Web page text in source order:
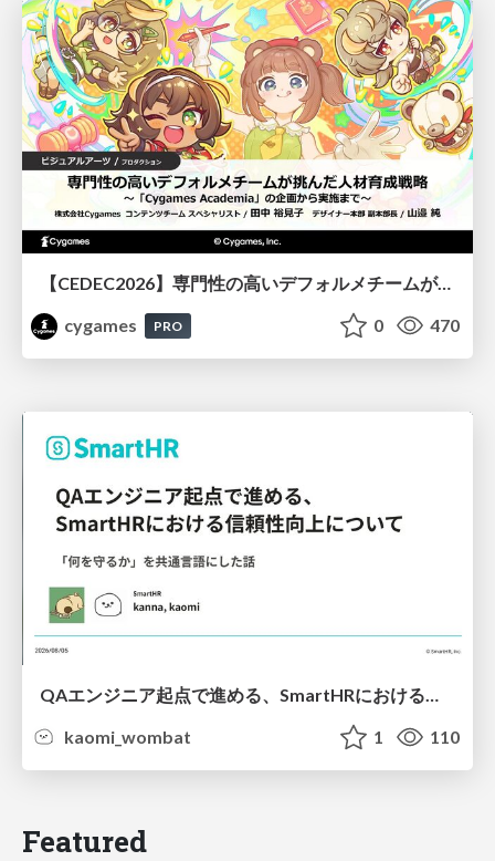
【CEDEC2026】専門性の高いデフォルメチームが挑んだ人材育成戦略 〜Cygames Academiaの企画から実施まで〜
cygames
PRO 0 470
QAエンジニア起点で進める、SmartHRにおける信頼性向上について
kaomi_wombat
1 110
Featured